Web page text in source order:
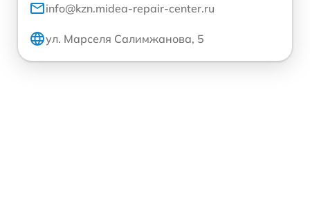
info@kzn.midea-repair-center.ru
ул. Марселя Салимжанова, 5